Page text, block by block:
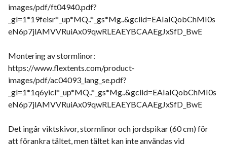
images/pdf/ft04940.pdf?
_gl=1*19feisr*_up*MQ..*_gs*Mg..&gclid=EAIaIQobChMI0s
eN6p7jlAMVVRuiAx09qwRLEAEYBCAAEgJxSfD_BwE
Montering av stormlinor:
https://www.flextents.com/product-
images/pdf/ac04093_lang_se.pdf?
_gl=1*1q6yicl*_up*MQ..*_gs*Mg..&gclid=EAIaIQobChMI0s
eN6p7jlAMVVRuiAx09qwRLEAEYBCAAEgJxSfD_BwE
Det ingår viktskivor, stormlinor och jordspikar (60 cm) för
att förankra tältet, men tältet kan inte användas vid